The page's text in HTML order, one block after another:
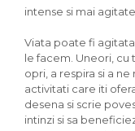
intense si mai agitate.
Viata poate fi
le facem. Uneori,
opri, a respira si a
activitati care iti
desena si scrie
intinzi si sa